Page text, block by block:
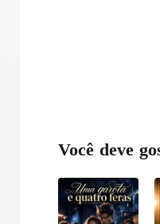
o é
Você deve